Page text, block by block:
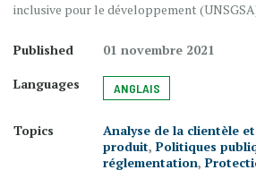
inclusive pour le développement
Published
01 novembre 2021
Languages
ANGLAIS
Topics
Analyse de la clientèle
produit, Politiques
réglementation,